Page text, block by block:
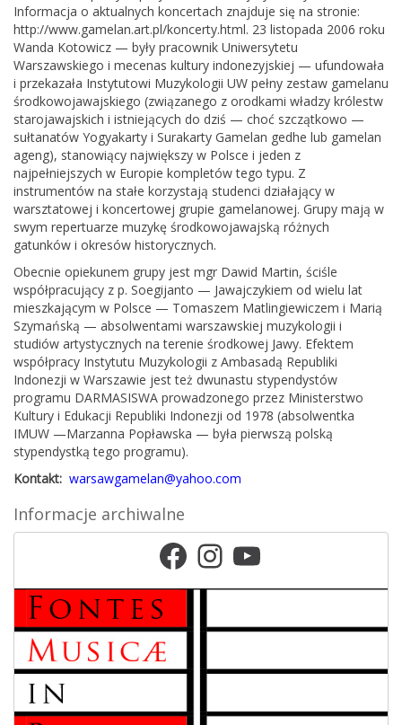
Informacja o aktualnych koncertach znajduje się na stronie:
http://www.gamelan.art.pl/koncerty.html. 23 listopada 2006 roku
Wanda Kotowicz — były pracownik Uniwersytetu
Warszawskiego i mecenas kultury indonezyjskiej — ufundowała
i przekazała Instytutowi Muzykologii UW pełny zestaw gamelanu
środkowojawajskiego (związanego z orodkami władzy królestw
starojawajskich i istniejących do dziś — choć szczątkowo —
sułtanatów Yogyakarty i Surakarty Gamelan gedhe lub gamelan
ageng), stanowiący największy w Polsce i jeden z
najpełniejszych w Europie kompletów tego typu. Z
instrumentów na stałe korzystają studenci działający w
warsztatowej i koncertowej grupie gamelanowej. Grupy mają w
swym repertuarze muzykę środkowojawajską różnych
gatunków i okresów historycznych.
Obecnie opiekunem grupy jest mgr Dawid Martin, ściśle
współpracujący z p. Soegijanto — Jawajczykiem od wielu lat
mieszkającym w Polsce — Tomaszem Matlingiewiczem i Marią
Szymańską — absolwentami warszawskiej muzykologii i
studiów artystycznych na terenie środkowej Jawy. Efektem
współpracy Instytutu Muzykologii z Ambasadą Republiki
Indonezji w Warszawie jest też dwunastu stypendystów
programu DARMASISWA prowadzonego przez Ministerstwo
Kultury i Edukacji Republiki Indonezji od 1978 (absolwentka
IMUW —Marzanna Popławska — była pierwszą polską
stypendystką tego programu).
Kontakt: warsawgamelan@yahoo.com
Informacje archiwalne
Facebook
Instagram
YouTube